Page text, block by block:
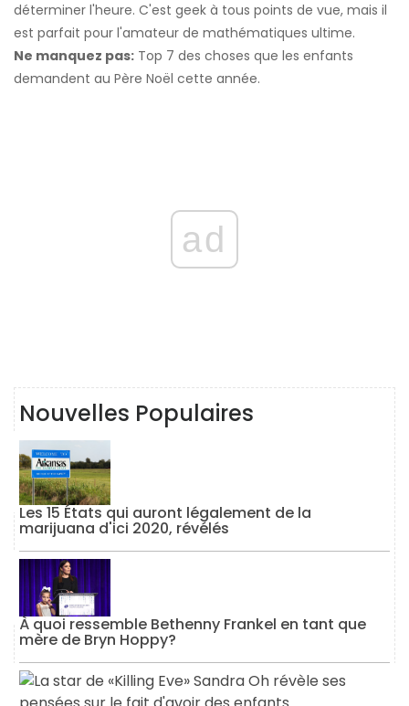
déterminer l'heure. C'est geek à tous points de vue, mais il
est parfait pour l'amateur de mathématiques ultime.
Ne manquez pas: Top 7 des choses que les enfants
demandent au Père Noël cette année.
ad
Nouvelles Populaires
Les 15 États qui auront légalement de la
marijuana d'ici 2020, révélés
À quoi ressemble Bethenny Frankel en tant que
mère de Bryn Hoppy?